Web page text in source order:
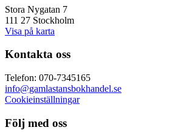
Stora Nygatan 7
111 27 Stockholm
Visa på karta
Kontakta oss
Telefon: 070-7345165
info@gamlastansbokhandel.se
Cookieinställningar
Följ med oss